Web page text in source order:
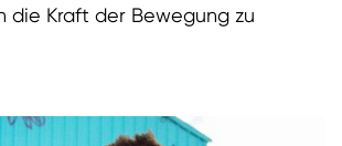
die Kraft der Bewegung zu